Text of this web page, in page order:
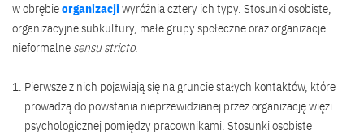
w obrębieorganizacji wyróżnia cztery ich typy. Stosunki osobiste,
organizacyjne subkultury, małe grupy społeczne oraz organizacje
nieformalne sensu stricto.
Pierwsze z nich pojawiają się na gruncie stałych kontaktów, które
prowadzą do powstania nieprzewidzianej przez organizację więzi
psychologicznej pomiędzy pracownikami. Stosunki osobiste